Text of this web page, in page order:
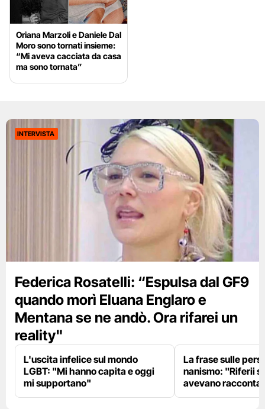
Oriana Marzoli e Daniele Dal
Moro sono tornati insieme:
“Mi aveva cacciata da casa
ma sono tornata”
INTERVISTA
Federica Rosatelli: “Espulsa dal GF9
quando morì Eluana Englaro e
Mentana se ne andò. Ora rifarei un
reality"
L'uscita infelice sul mondo
LGBT: "Mi hanno capita e oggi
mi supportano"
La frase sulle
nanismo: "Riferii
avevano